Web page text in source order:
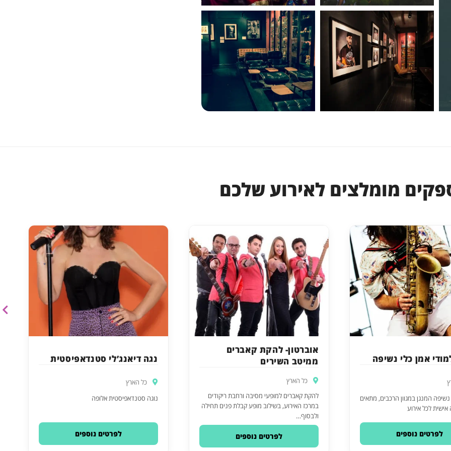
מומלצים לאירוע שלכם
נגה דיאנג’לי סטנדאפיסטית
כל הארץ
נוגה סטנדאפיסטית אלופה
לפרטים נוספים
אוברטון- להקת קאברים
ממיטב השירים
כל הארץ
להקת קאברים למופעי מסיבה ורחבת ריקודים
במרכז האירוע, בשילוב מופע קבלת פנים תחילה
ולבסוף…
לפרטים נוספים
אמן כלי נשיפה
נשיפה המנגן במגוון הרכבים, מתאים
לכל אירוע
לפרטים נוספים